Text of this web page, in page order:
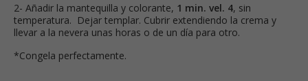
2- Añadir la mantequilla y colorante, 1 min. vel. 4, sin
temperatura. Dejar templar. Cubrir extendiendo la crema y
llevar a la nevera unas horas o de un día para otro.
*Congela perfectamente.